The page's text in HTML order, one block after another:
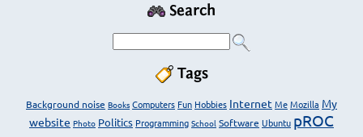
Search
Tags
Background noise Books Computers Fun Hobbies Internet MeMozilla My
website Photo Politics Programming School Software Ubuntu pROC